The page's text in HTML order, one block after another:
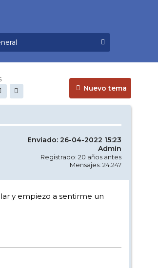
Nuevo tema
Enviado: 26-04-2022 15:23
Admin
Registrado: 20 años antes
Mensajes: 24.247
y empiezo a sentirme un